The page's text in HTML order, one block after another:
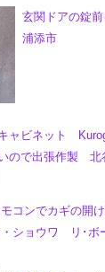
玄関ドアの錠
浦添市
ャビネット
ので出張作製 北
モコンでカギの開
・ショウワ リ･